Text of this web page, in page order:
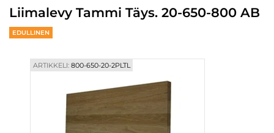
Blogi
Yhteystiedot
Liimalevy Tammi Täys. 20-650-800 AB
EDULLINEN
ARTIKKELI:800-650-20-2PLTL